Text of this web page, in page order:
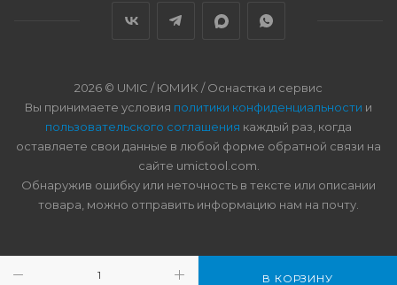
В КОРЗИНУ
2026 © UMIC / ЮМИК / Оснастка и сервис
Вы принимаете условия политики конфиденциальности и
пользовательского соглашения каждый раз, когда
оставляете свои данные в любой форме обратной связи на
сайте umictool.com.
Обнаружив ошибку или неточность в тексте или описании
товара, можно отправить информацию нам на почту.